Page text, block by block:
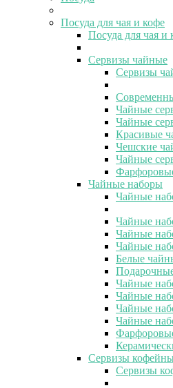
Посуда для чая и кофе
Посуда для чая и
Сервизы чайные
Сервизы
Чайные
Чайные
Красивые
Чешские
Чайные
Чайные наборы
Чайные
Чайные
Чайные
Чайные
Белые
Чайные
Чайные
Чайные
Чайные
Сервизы
Сервизы